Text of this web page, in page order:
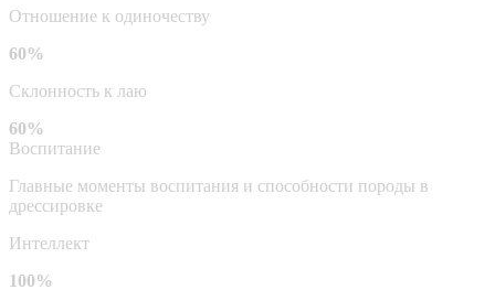
Отношение к одиночеству
60%
Склонность к лаю
60%
Воспитание
Главные моменты воспитания и способности породы в
дрессировке
Интеллект
100%